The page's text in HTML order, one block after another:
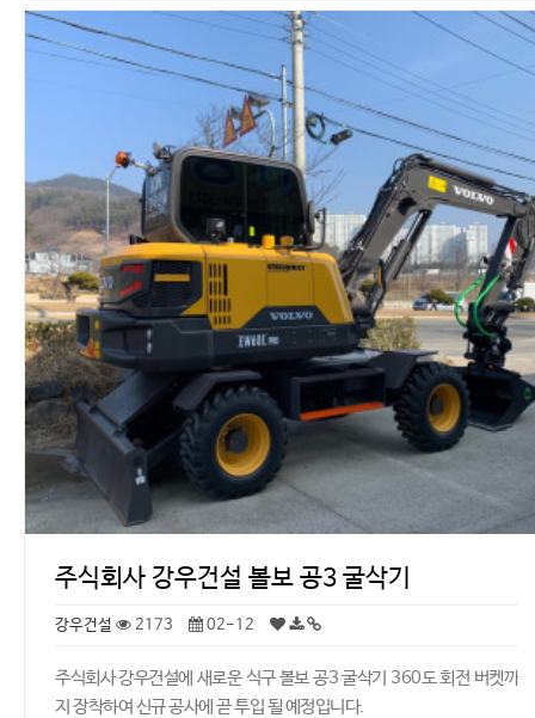
주식회사 강우건설 볼보 공3 굴삭기
강우건설 2173 02-12
주식회사 강우건설에 새로운 식구 볼보 공3 굴삭기 360도 회전 버켓까
지 장착하여 신규 공사에 곧 투입 될 예정입니다.